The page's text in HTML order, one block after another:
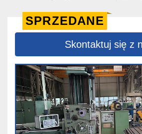
SPRZEDANE
Skontaktuj się z